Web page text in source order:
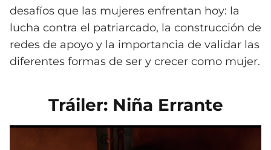
desafíos que las mujeres enfrentan hoy: la
lucha contra el patriarcado, la construcción de
redes de apoyo y la importancia de validar las
diferentes formas de ser y crecer como mujer.
Tráiler: Niña Errante